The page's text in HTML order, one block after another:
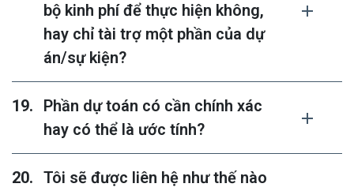
bộ kinh phí để thực hiện không,
hay chỉ tài trợ một phần của dự
án/sự kiện?
Phần dự toán có cần chính xác
hay có thể là ước tính?
Tôi sẽ được liên hệ như thế nào